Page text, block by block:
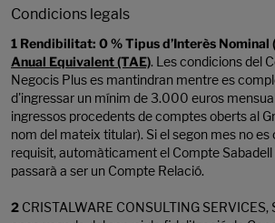
Condicions legals
1 Rendibilitat: 0 % Tipus d’Interès Nominal
Anual Equivalent (TAE). Les condicions del
Negocis Plus es mantindran mentre es
d'ingressar un mínim de 3.000 euros
ingressos procedents de comptes oberts al
nom del mateix titular). Si el segon mes no
requisit, automàticament el Compte
passarà a ser un Compte Relació.
2 CRISTALWARE CONSULTING SERVICES,